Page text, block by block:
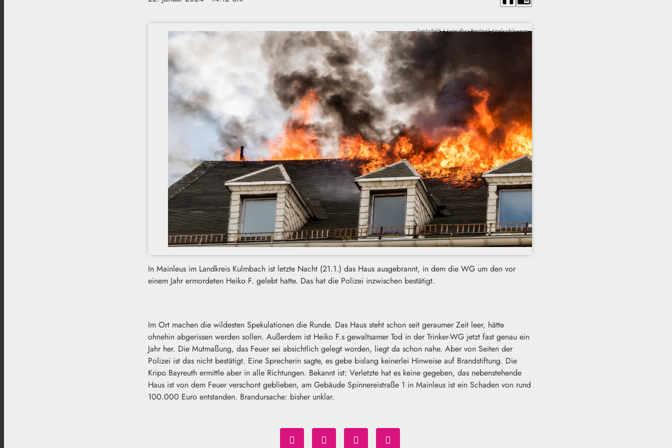
Symbolbild / Animaflora PicsStock /stock.adobe.com
In Mainleus im Landkreis Kulmbach ist letzte Nacht (21.1.) das Haus ausgebrannt, in dem die WG um den vor
einem Jahr ermordeten Heiko F. gelebt hatte. Das hat die Polizei inzwischen bestätigt.
Im Ort machen die wildesten Spekulationen die Runde. Das Haus steht schon seit geraumer Zeit leer, hätte
ohnehin abgerissen werden sollen. Außerdem ist Heiko F.s gewaltsamer Tod in der Trinker-WG jetzt fast genau ein
Jahr her. Die Mutmaßung, das Feuer sei absichtlich gelegt worden, liegt da schon nahe. Aber von Seiten der
Polizei ist das nicht bestätigt. Eine Sprecherin sagte, es gebe bislang keinerlei Hinweise auf Brandstiftung. Die
Kripo Bayreuth ermittle aber in alle Richtungen. Bekannt ist: Verletzte hat es keine gegeben, das nebenstehende
Haus ist von dem Feuer verschont geblieben, am Gebäude Spinnereistraße 1 in Mainleus ist ein Schaden von rund
100.000 Euro entstanden. Brandursache: bisher unklar.